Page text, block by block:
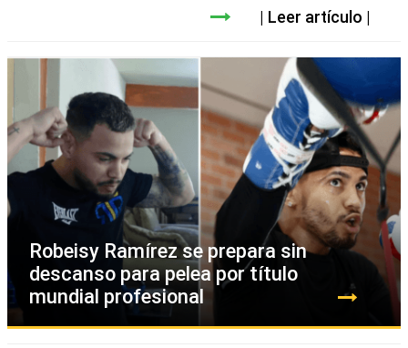
Leer artículo
Robeisy Ramírez se prepara sin
descanso para pelea por título
mundial profesional